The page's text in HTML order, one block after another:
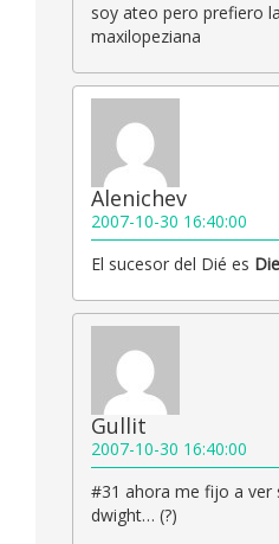
soy ateo pero prefiero
maxilopeziana
Alenichev
2007-10-30 16:40:00
El sucesor del Dié es
Gullit
2007-10-30 16:40:00
#31 ahora me fijo a ver
dwight… (?)